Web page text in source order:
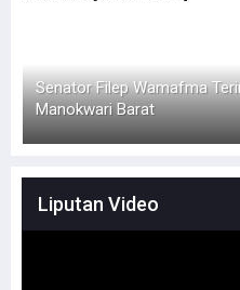
Senator Filep Wamafma
Manokwari Barat
Liputan Video